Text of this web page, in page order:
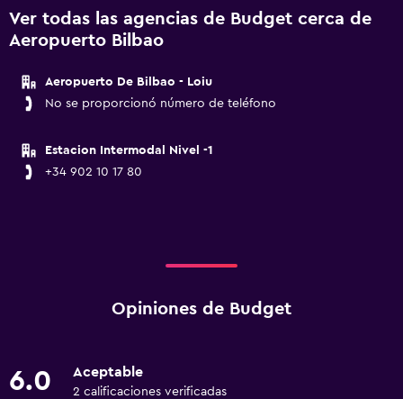
Ver todas las agencias de Budget cerca de
Aeropuerto Bilbao
Aeropuerto De Bilbao - Loiu
No se proporcionó número de teléfono
Estacion Intermodal Nivel -1
+34 902 10 17 80
Opiniones de Budget
6.0 Aceptable
2 calificaciones verificadas